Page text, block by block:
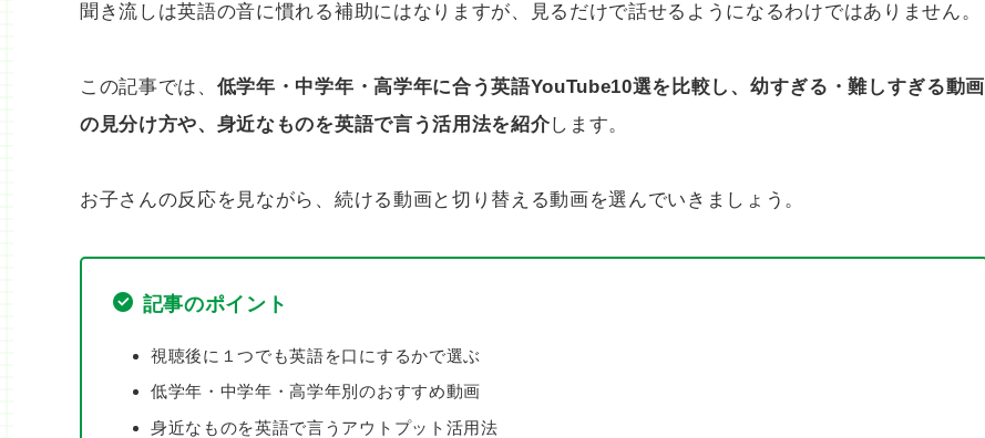
聞き流しは英語の音に慣れる補助にはなりますが、見るだけで話せるようになるわけではありません。
この記事では、 低学年・中学年・高学年に合う英語YouTube10選を比較し、幼すぎる・難しすぎる動画
の見分け方や、身近なものを英語で言う活用法を紹介します。
お子さんの反応を見ながら、続ける動画と切り替える動画を選んでいきましょう。
記事のポイント
視聴後に１つでも英語を口にするかで選ぶ
低学年・中学年・高学年別のおすすめ動画
身近なものを英語で言うアウトプット活用法